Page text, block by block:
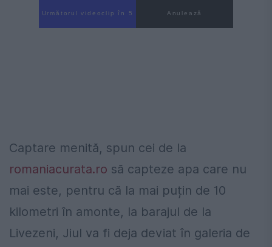
Următorul videoclip în 3 Anulează
Captare menită, spun cei de la
romaniacurata.ro să capteze apa care nu
mai este, pentru că la mai puțin de 10
kilometri în amonte, la barajul de la
Livezeni, Jiul va fi deja deviat în galeria de